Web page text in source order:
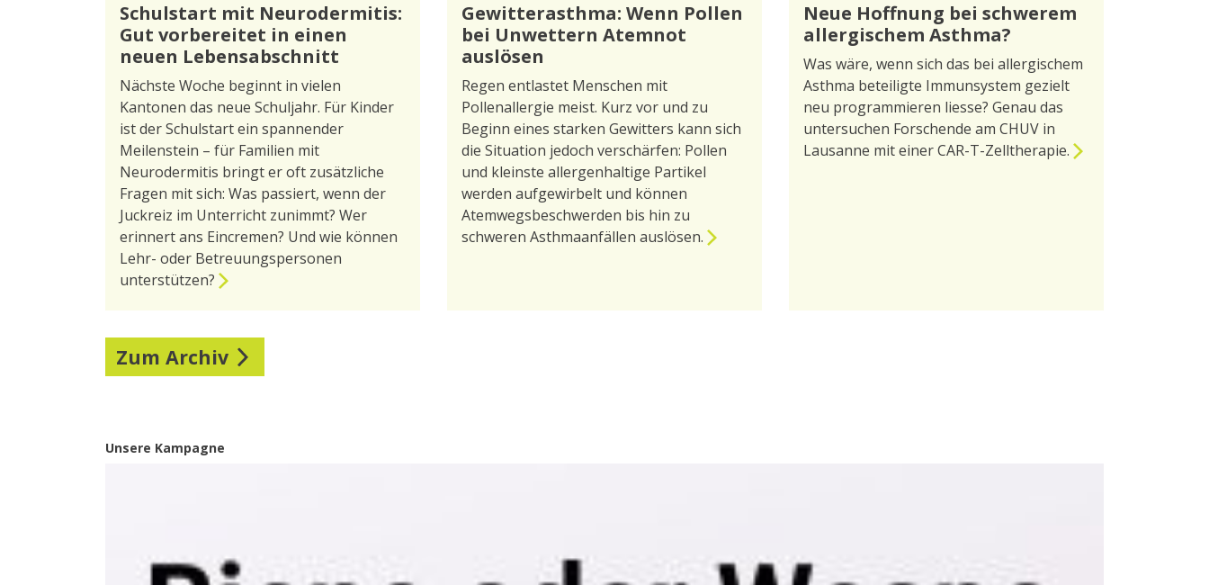
Schulstart mit Neurodermitis:
Gut vorbereitet in einen
neuen Lebensabschnitt
Nächste Woche beginnt in vielen
Kantonen das neue Schuljahr. Für Kinder
ist der Schulstart ein spannender
Meilenstein – für Familien mit
Neurodermitis bringt er oft zusätzliche
Fragen mit sich: Was passiert, wenn der
Juckreiz im Unterricht zunimmt? Wer
erinnert ans Eincremen? Und wie können
Lehr- oder Betreuungspersonen
unterstützen?
Gewitterasthma: Wenn Pollen
bei Unwettern Atemnot
auslösen
Regen entlastet Menschen mit
Pollenallergie meist. Kurz vor und zu
Beginn eines starken Gewitters kann sich
die Situation jedoch verschärfen: Pollen
und kleinste allergenhaltige Partikel
werden aufgewirbelt und können
Atemwegsbeschwerden bis hin zu
schweren Asthmaanfällen auslösen.
Neue Hoffnung bei schwerem
allergischem Asthma?
Was wäre, wenn sich das bei allergischem
Asthma beteiligte Immunsystem gezielt
neu programmieren liesse? Genau das
untersuchen Forschende am CHUV in
Lausanne mit einer CAR-T-Zelltherapie.
Zum Archiv
Unsere Kampagne